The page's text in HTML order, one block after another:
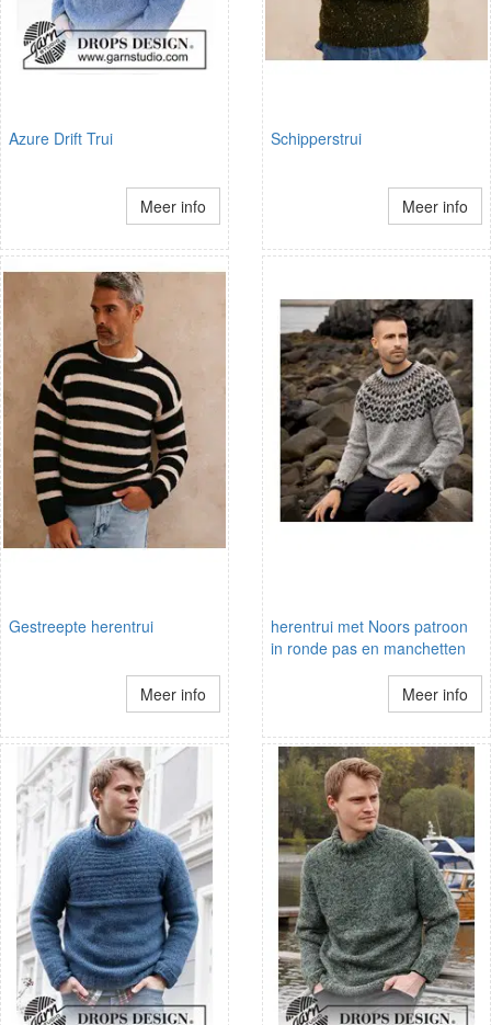
Azure Drift Trui
Meer info
Schipperstrui
Meer info
Gestreepte herentrui
Meer info
herentrui met Noors patroon
in ronde pas en manchetten
Meer info